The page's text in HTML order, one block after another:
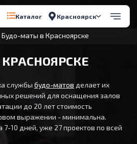
Каталог Красноярск
Будо-маты в Красноярске
КРАСНОЯРСКЕ
службы будо-матов делает их
решений для оснащения залов
до 20 лет стоимость
выражении - минимальна.
10 дней, уже 27 проектов по всей